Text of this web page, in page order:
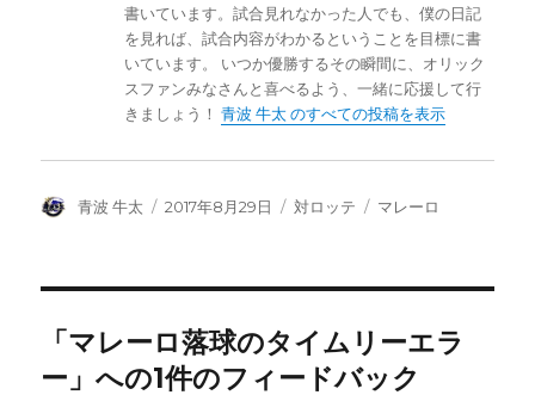
書いています。試合見れなかった人でも、僕の日記
を見れば、試合内容がわかるということを目標に書
いています。 いつか優勝するその瞬間に、オリック
スファンみなさんと喜べるよう、一緒に応援して行
きましょう！青波 牛太 のすべての投稿を表示
投
青波 牛太
投
2017年8月29日
カ
対ロッテ
タ
マレーロ
「マレーロ落球のタイムリーエラ
ー」への1件のフィードバック